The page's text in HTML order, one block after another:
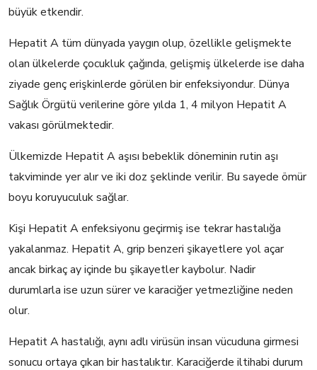
büyük etkendir.
Hepatit A tüm dünyada yaygın olup, özellikle gelişmekte
olan ülkelerde çocukluk çağında, gelişmiş ülkelerde ise daha
ziyade genç erişkinlerde görülen bir enfeksiyondur. Dünya
Sağlık Örgütü verilerine göre yılda 1, 4 milyon Hepatit A
vakası görülmektedir.
Ülkemizde Hepatit A aşısı bebeklik döneminin rutin aşı
takviminde yer alır ve iki doz şeklinde verilir. Bu sayede ömür
boyu koruyuculuk sağlar.
Kişi Hepatit A enfeksiyonu geçirmiş ise tekrar hastalığa
yakalanmaz. Hepatit A, grip benzeri şikayetlere yol açar
ancak birkaç ay içinde bu şikayetler kaybolur. Nadir
durumlarla ise uzun sürer ve karaciğer yetmezliğine neden
olur.
Hepatit A hastalığı, aynı adlı virüsün insan vücuduna girmesi
sonucu ortaya çıkan bir hastalıktır. Karaciğerde iltihabi durum